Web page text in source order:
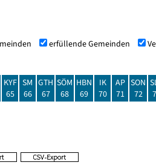
erfüllende Gemeinden
KYF
65
SM
66
GTH
67
SÖM
68
HBN
69
IK
70
AP
71
SON
72